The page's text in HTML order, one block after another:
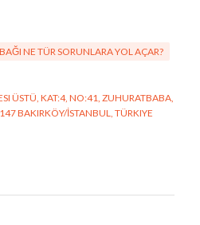
NE TÜR SORUNLARA YOL AÇAR?
ÜSTÜ, KAT:4, NO:41, ZUHURATBABA,
BAKIRKÖY/İSTANBUL, TÜRKIYE